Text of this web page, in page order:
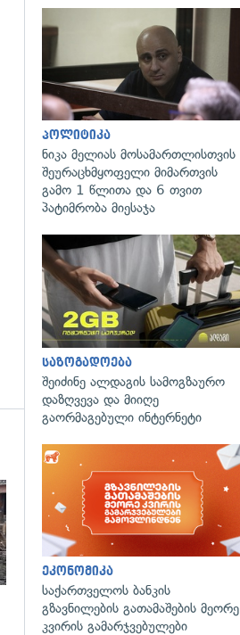
გადახედვა
პოლიტიკა
ნიკა მელიას მოსამართლისთვის
შეურაცხმყოფელი მიმართვის
გამო 1 წლითა და 6 თვით
პატიმრობა მიესაჯა
საზოგადოება
შეიძინე ალდაგის სამოგზაურო
დაზღვევა და მიიღე
გაორმაგებული ინტერნეტი
ეკონომიკა
საქართველოს ბანკის
გზავნილების გათამაშების მეორე
კვირის გამარჯვებულები